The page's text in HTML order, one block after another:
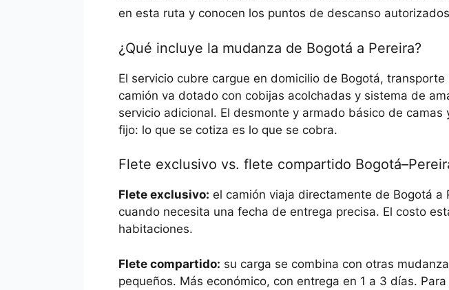
en esta ruta y conocen los puntos de descanso
¿Qué incluye la mudanza de Bogotá a Pereira?
El servicio cubre cargue en domicilio de Bogotá,
camión va dotado con cobijas acolchadas y sistema de
servicio adicional. El desmonte y armado básico de
fijo: lo que se cotiza es lo que se cobra.
Flete exclusivo vs. flete compartido
Flete exclusivo: el camión viaja directamente de Bogotá
cuando necesita una fecha de entrega precisa. El costo
habitaciones.
Flete compartido: su carga se combina con otras
pequeños. Más económico, con entrega en 1 a 3 días.